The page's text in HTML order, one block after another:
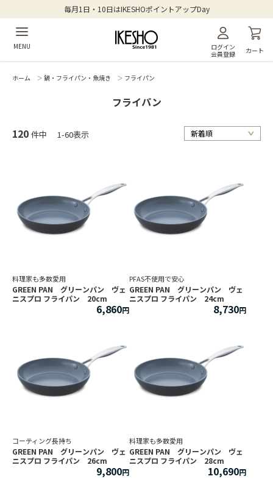
毎月1日・10日はIKESHOポイントアップDay
MENU
ログイン
会員登録
カート
ホーム ＞ 鍋・フライパン・魚焼き ＞ フライパン
フライパン
120 件中 1-60表示
料理家も多数愛用
GREEN PAN グリーンパン ヴェ
ニスプロ フライパン 20cm
6,860
PFAS不使用で安心
GREEN PAN グリーンパン ヴェ
ニスプロ フライパン 24cm
8,730
コーティング長持ち
GREEN PAN グリーンパン ヴェ
ニスプロ フライパン 26cm
9,800
料理家も多数愛用
GREEN PAN グリーンパン ヴェ
ニスプロ フライパン 28cm
10,690